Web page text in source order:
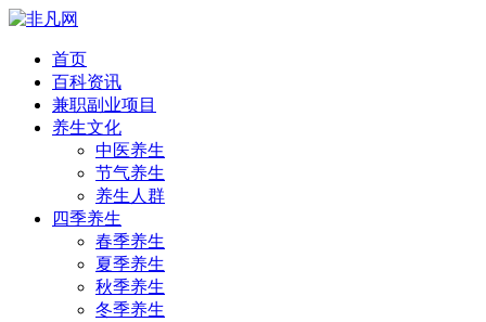
首页
百科资讯
兼职副业项目
养生文化
中医养生
节气养生
养生人群
四季养生
春季养生
夏季养生
秋季养生
冬季养生